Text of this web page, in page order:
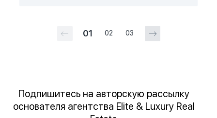
01 02 03
Подпишитесь на авторскую рассылку
основателя агентства Elite & Luxury Real